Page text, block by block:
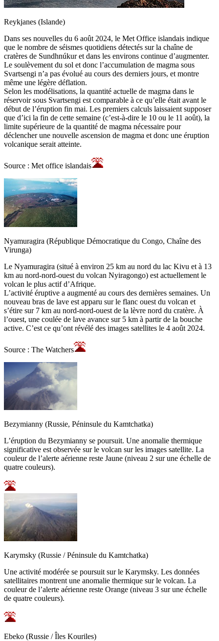
Reykjanes (Islande)
Dans ses nouvelles du 6 août 2024, le Met Office islandais indique
que le nombre de séismes quotidiens détectés sur la chaîne de
cratères de Sundhnúkur et dans les environs continue d’augmenter.
Le soulèvement du sol et donc l’accumulation de magma sous
Svartsengi n’a pas évolué au cours des derniers jours, et montre
même une légère déflation.
Selon les modélisations, la quantité actuelle de magma dans le
réservoir sous Svartsengi est comparable à ce qu’elle était avant le
début de l’éruption fin mai. Les premiers calculs laissaient supposer
que d’ici la fin de cette semaine (c’est-à-dire le 10 ou le 11 août), la
limite supérieure de la quantité de magma nécessaire pour
déclencher une nouvelle ascension de magma et donc une éruption
volcanique serait atteinte.
Source : Met office islandais
Nyamuragira (République Démocratique du Congo, Chaîne des
Virunga)
Le Nyamuragira (situé à environ 25 km au nord du lac Kivu et à 13
km au nord-nord-ouest du volcan Nyiragongo) est actuellement le
volcan le plus actif d’Afrique.
L’activité éruptive a augmenté au cours des dernières semaines. Un
nouveau bras de lave est apparu sur le flanc ouest du volcan et
s’étire sur 7 km au nord-nord-ouest de la lèvre nord du cratère. À
l’ouest, une coulée de lave avance sur 5 km à partir de la bouche
active. C’est ce qu’ont révélé des images satellites le 4 août 2024.
Source : The Watchers
Bezymianny (Russie, Péninsule du Kamtchatka)
L’éruption du Bezymianny se poursuit. Une anomalie thermique
significative est observée sur le volcan sur les images satellite. La
couleur de l’alerte aérienne reste Jaune (niveau 2 sur une échelle de
quatre couleurs).
Karymsky (Russie / Péninsule du Kamtchatka)
Une activité modérée se poursuit sur le Karymsky. Les données
satellitaires montrent une anomalie thermique sur le volcan. La
couleur de l’alerte aérienne reste Orange (niveau 3 sur une échelle
de quatre couleurs).
Ebeko (Russie / Îles Kouriles)